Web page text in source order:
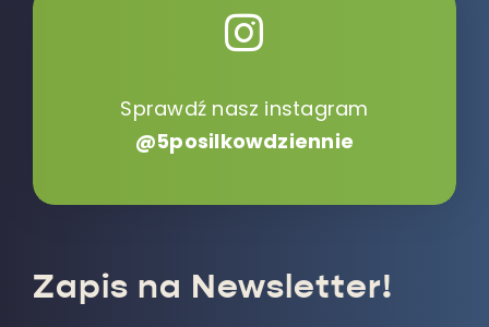
Sprawdź nasz instagram
@5posilkowdziennie
Zapis na Newsletter!